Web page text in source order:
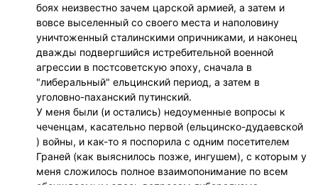
боях неизвестно зачем царской армией, а затем и
вовсе выселенный со своего места и наполовину
уничтоженный сталинскими опричниками, и наконец
дважды подвергшийся истребительной военной
агрессии в постсоветскую эпоху, сначала в
"либеральный" ельцинский период, а затем в
уголовно-паханский путинский.
У меня были (и остались) недоуменные вопросы к
чеченцам, касательно первой (ельцинско-дудаевской
) войны, и как-то я поспорила с одним посетителем
Граней (как выяснилось позже, ингушем), с которым у
меня сложилось полное взаимопонимание по всем